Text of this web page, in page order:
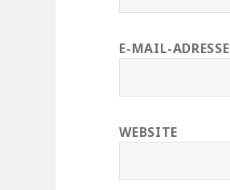
E-MAIL-ADRESSE
WEBSITE